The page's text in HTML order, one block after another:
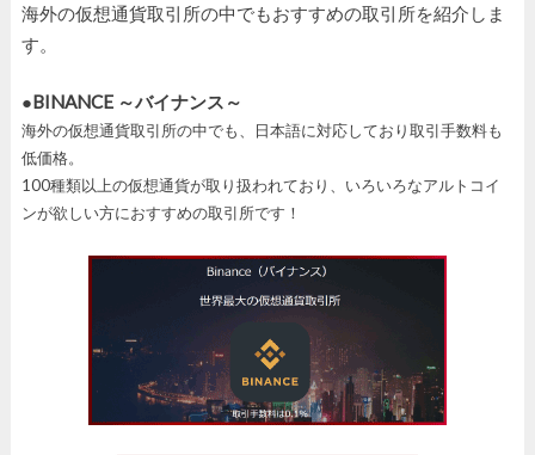
海外の仮想通貨取引所の中でもおすすめの取引所を紹介しま
す。
●BINANCE ～バイナンス～
海外の仮想通貨取引所の中でも、日本語に対応しており取引手数料も
低価格。
100種類以上の仮想通貨が取り扱われており、いろいろなアルトコイ
ンが欲しい方におすすめの取引所です！